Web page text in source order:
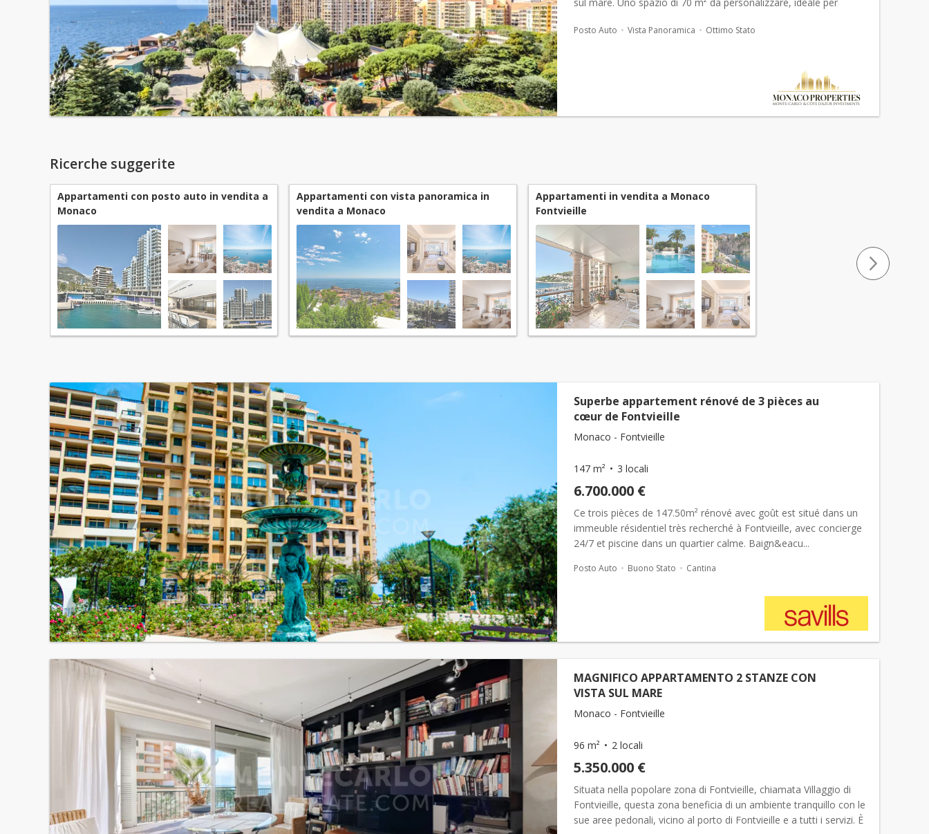
Posto Auto Vista Panoramica Ottimo Stato
Ricerche suggerite
Appartamenti con posto auto in vendita a
Monaco
Appartamenti con vista panoramica in
vendita a Monaco
Appartamenti in vendita a Monaco
Fontvieille
Superbe appartement rénové de 3 pièces au
cœur de Fontvieille
Monaco - Fontvieille
147 m² 3 locali
6.700.000 €
Ce trois pièces de 147.50m² rénové avec goût est situé dans un
immeuble résidentiel très recherché à Fontvieille, avec concierge
24/7 et piscine dans un quartier calme. Baign&eacu...
Posto Auto Buono Stato Cantina
MAGNIFICO APPARTAMENTO 2 STANZE CON
VISTA SUL MARE
Monaco - Fontvieille
96 m² 2 locali
5.350.000 €
Situata nella popolare zona di Fontvieille, chiamata Villaggio di
Fontvieille, questa zona beneficia di un ambiente tranquillo con le
sue aree pedonali, vicino al porto di Fontvieille e a tutti i servizi. È